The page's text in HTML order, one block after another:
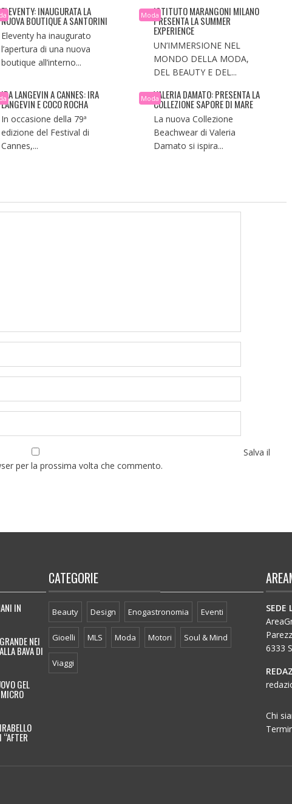
ELEVENTY: INAUGURATA LA
NUOVA BOUTIQUE A SANTORINI
Eleventy ha inaugurato
l’apertura di una nuova
boutique all’interno...
ModaISTITUTO MARANGONI MILANO
PRESENTA LA SUMMER
EXPERIENCE
UN’IMMERSIONE NEL
MONDO DELLA MODA,
DEL BEAUTY E DEL...
IRA LANGEVIN A CANNES: IRA
LANGEVIN E COCO ROCHA
In occasione della 79ª
edizione del Festival di
Cannes,...
ModaVALERIA DAMATO: PRESENTA LA
COLLEZIONE SAPORE DI MARE
La nuova Collezione
Beachwear di Valeria
Damato si ispira...
Salva il
per la prossima volta che commento.
IN
NEI
BAVA DI
GEL
CATEGORIE
Beauty Design Enogastronomia Eventi
Gioelli MLS Moda Motori Soul & Mind
Viaggi
SEDE
6333
Chi